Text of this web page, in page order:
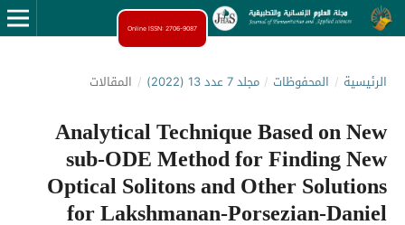
Online ISSN: 2706-9087
الرئيسية / المحفوظات / مجلد 7 عدد 13 (2022) / المقالات
Analytical Technique Based on New
sub-ODE Method for Finding New
Optical Solitons and Other Solutions
for Lakshmanan-Porsezian-Daniel